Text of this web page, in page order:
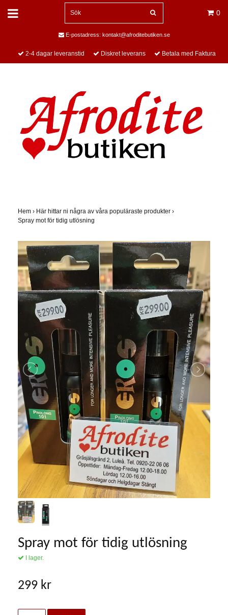
0
E-postadress: kontakt@afroditebutiken.se
2-4 dagar leveranstid Diskret leverans Betala med Faktura
Hem › Här hittar ni några av våra populäraste produkter ›
Spray mot för tidig utlösning
Spray mot för tidig utlösning
I lager.
299 kr